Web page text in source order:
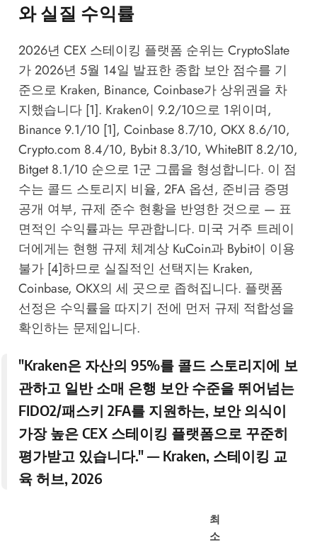
와 실질 수익률
2026년 CEX 스테이킹 플랫폼 순위는 CryptoSlate
가 2026년 5월 14일 발표한 종합 보안 점수를 기
준으로 Kraken, Binance, Coinbase가 상위권을 차
지했습니다 [1]. Kraken이 9.2/10으로 1위이며,
Binance 9.1/10 [1], Coinbase 8.7/10, OKX 8.6/10,
Crypto.com 8.4/10, Bybit 8.3/10, WhiteBIT 8.2/10,
Bitget 8.1/10 순으로 1군 그룹을 형성합니다. 이 점
수는 콜드 스토리지 비율, 2FA 옵션, 준비금 증명
공개 여부, 규제 준수 현황을 반영한 것으로 — 표
면적인 수익률과는 무관합니다. 미국 거주 트레이
더에게는 현행 규제 체계상 KuCoin과 Bybit이 이용
불가 [4]하므로 실질적인 선택지는 Kraken,
Coinbase, OKX의 세 곳으로 좁혀집니다. 플랫폼
선정은 수익률을 따지기 전에 먼저 규제 적합성을
확인하는 문제입니다.
"Kraken은 자산의 95%를 콜드 스토리지에 보
관하고 일반 소매 은행 보안 수준을 뛰어넘는
FIDO2/패스키 2FA를 지원하는, 보안 의식이
가장 높은 CEX 스테이킹 플랫폼으로 꾸준히
평가받고 있습니다." — Kraken, 스테이킹 교
육 허브, 2026
최
소